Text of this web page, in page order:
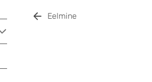
Eelmine